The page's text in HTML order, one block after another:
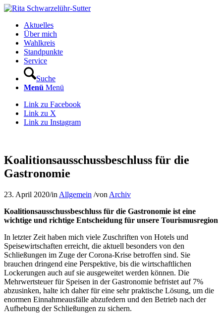
Aktuelles
Über mich
Wahlkreis
Standpunkte
Service
Suche
Menü Menü
Link zu Facebook
Link zu X
Link zu Instagram
Koalitionsausschussbeschluss für die
Gastronomie
23. April 2020/in Allgemein /von Archiv
Koalitionsausschussbeschluss für die Gastronomie ist eine
wichtige und richtige Entscheidung für unsere Tourismusregion
In letzter Zeit haben mich viele Zuschriften von Hotels und
Speisewirtschaften erreicht, die aktuell besonders von den
Schließungen im Zuge der Corona-Krise betroffen sind. Sie
brauchen dringend eine Perspektive, bis die wirtschaftlichen
Lockerungen auch auf sie ausgeweitet werden können. Die
Mehrwertsteuer für Speisen in der Gastronomie befristet auf 7%
abzusinken, halte ich daher für eine sehr praktische Lösung, um die
enormen Einnahmeausfälle abzufedern und den Betrieb nach der
Aufhebung der Schließungen zu sichern.